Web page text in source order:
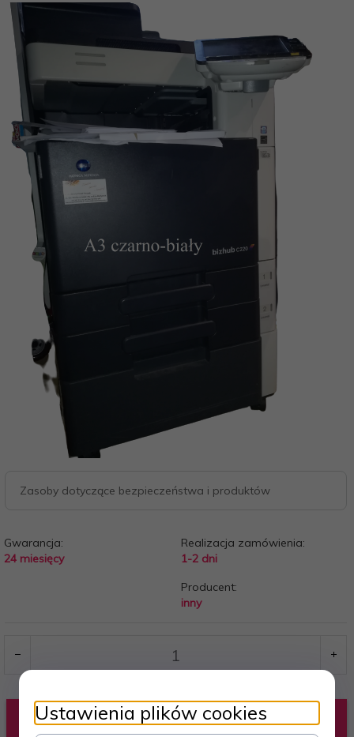
Zasoby dotyczące bezpieczeństwa i produktów
Gwarancja:
24 miesięcy
Realizacja zamówienia:
1-2 dni
Producent:
inny
KUP TERAZ!
Ustawienia plików cookies